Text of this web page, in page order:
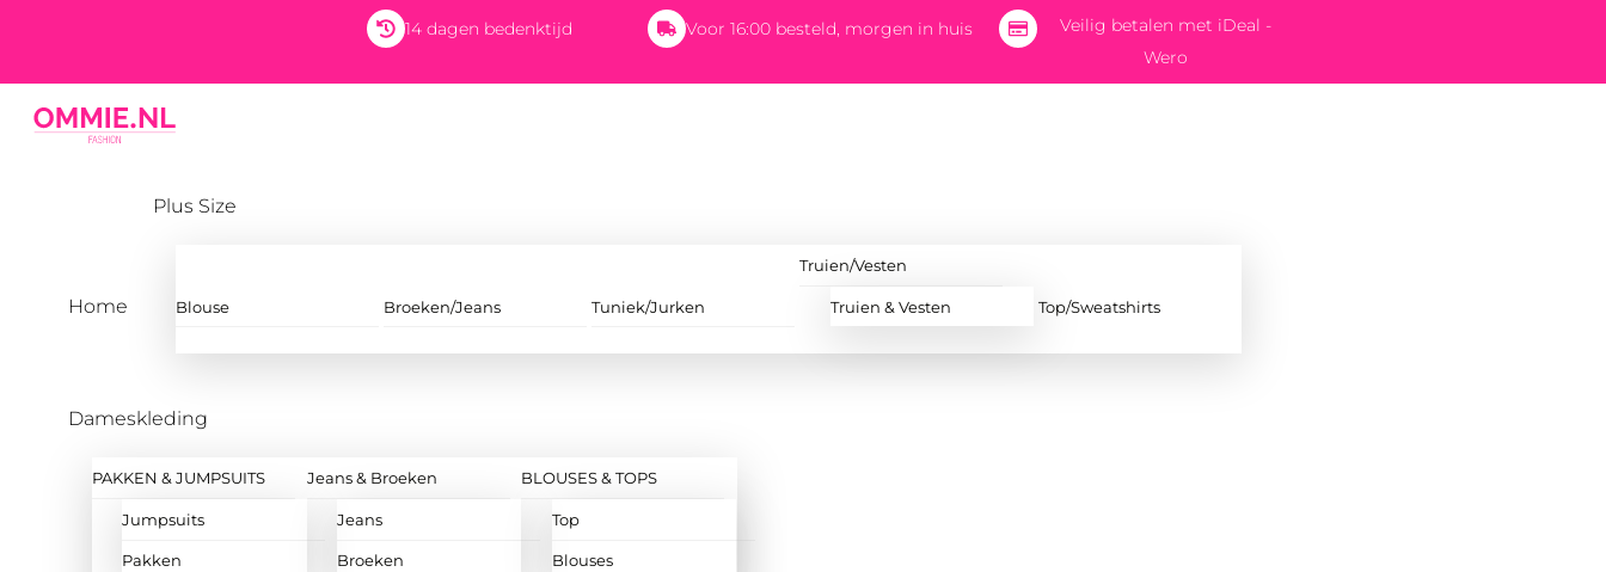
content
14 dagen bedenktijd Voor 16:00 besteld, morgen in huis
Veilig betalen met iDeal -
Wero
Home
Plus Size
Blouse Broeken/Jeans Tuniek/Jurken
Truien/Vesten
Truien & Vesten Top/Sweatshirts
Dameskleding
PAKKEN & JUMPSUITS
Jumpsuits
Pakken
Jeans & Broeken
Jeans
Broeken
BLOUSES & TOPS
Top
Blouses